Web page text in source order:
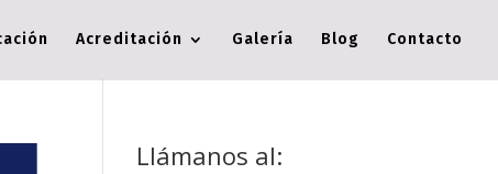
Acreditación Galería Blog Contacto
Llámanos al: